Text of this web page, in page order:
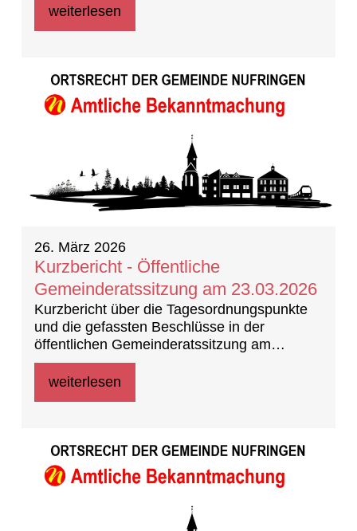
weiterlesen
26. März 2026
Kurzbericht - Öffentliche
Gemeinderatssitzung am 23.03.2026
Kurzbericht über die Tagesordnungspunkte
und die gefassten Beschlüsse in der
öffentlichen Gemeinderatssitzung am
23.03.2026
weiterlesen